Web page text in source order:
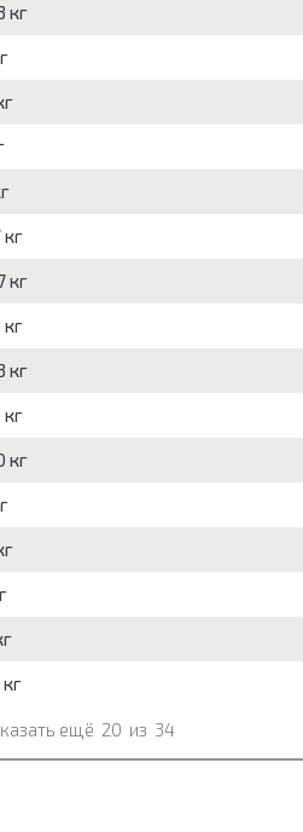
кг
кг
кг
кг
ещё 20 из 34